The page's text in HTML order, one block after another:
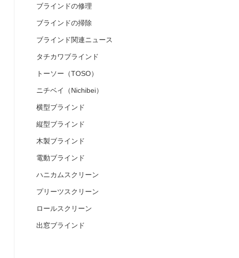
ブラインドの修理
ブラインドの掃除
ブラインド関連ニュース
タチカワブラインド
トーソー（TOSO）
ニチベイ（Nichibei）
横型ブラインド
縦型ブラインド
木製ブラインド
電動ブラインド
ハニカムスクリーン
プリーツスクリーン
ロールスクリーン
出窓ブラインド